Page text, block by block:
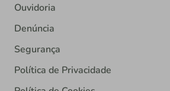
Ouvidoria
Denúncia
Segurança
Política de Privacidade